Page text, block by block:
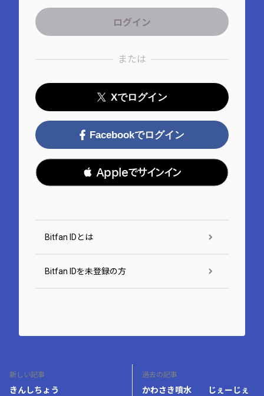
または
Xでログイン
Facebookでログイン
 Appleでサインイン
Bitfan IDとは
Bitfan IDを未登録の方
新しい記事
きんしちょう
過去の記事
かわさき噴水 じぇーじぇ